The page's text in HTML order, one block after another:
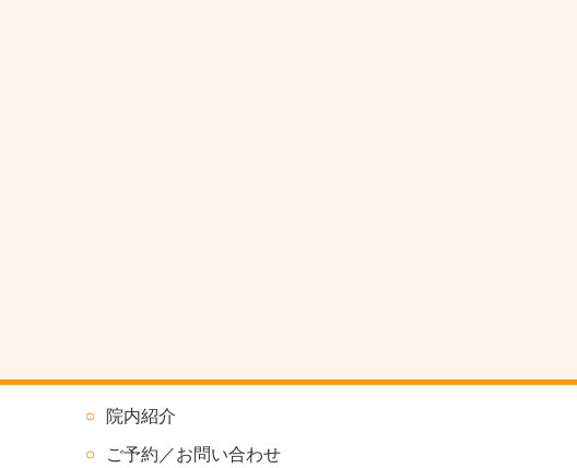
院内紹介
ご予約／お問い合わせ